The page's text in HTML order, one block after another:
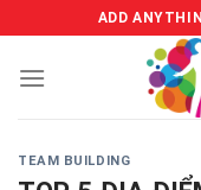
to
content
ADD
TEAM BUILDING